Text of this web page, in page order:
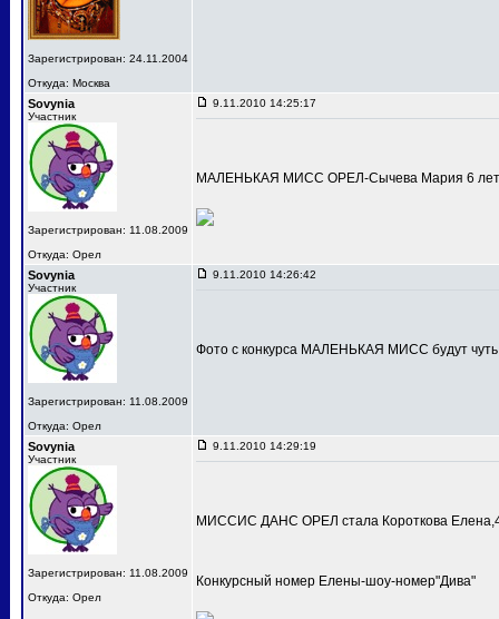
Зарегистрирован: 24.11.2004
Откуда: Москва
Sovynia
Участник
Зарегистрирован: 11.08.2009
Откуда: Орел
9.11.2010 14:25:17
МАЛЕНЬКАЯ МИСС ОРЕЛ-Сычева Мария 6
Sovynia
Участник
Зарегистрирован: 11.08.2009
Откуда: Орел
9.11.2010 14:26:42
Фото с конкурса МАЛЕНЬКАЯ МИСС будут
Sovynia
Участник
Зарегистрирован: 11.08.2009
Откуда: Орел
9.11.2010 14:29:19
МИССИС ДАНС ОРЕЛ стала Короткова
Конкурсный номер Елены-шоу-номер"Дива"